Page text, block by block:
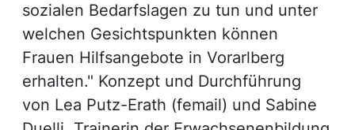
sozialen Bedarfslagen zu tun und unter
welchen Gesichtspunkten können
Frauen Hilfsangebote in Vorarlberg
erhalten." Konzept und Durchführung
von Lea Putz-Erath (femail) und Sabine